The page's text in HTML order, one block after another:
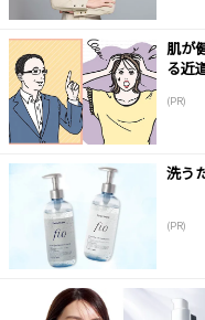
肌が
る近
(PR)
洗う
(PR)